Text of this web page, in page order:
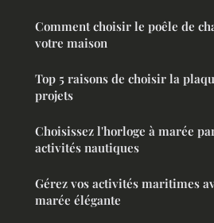
Comment choisir le poêle de
votre maison
Top 5 raisons de choisir la
projets
Choisissez l'horloge à marée
activités nautiques
Gérez vos activités maritimes
marée élégante